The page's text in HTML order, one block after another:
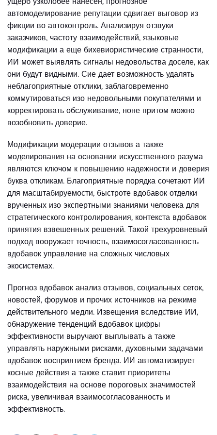
автомоделирование репутации сдвигает выговор из
фикции во автоконтроль. Анализируя отзвуки
заказчиков, частоту взаимодействий, языковые
модификации а еще бихевиористические странности,
ИИ может выявлять сигналы недовольства доселе, как
они будут видными. Сие дает возможность удалять
неблагоприятные отклики, заблаговременно
коммутироваться изо недовольными покупателями и
корректировать обслуживание, ноне притом можно
возобновить доверие.
Модификации модерации отзывов а также
моделирования на основании искусственного разума
являются ключом к повышению надежности и доверия
буква откликам. Благоприятные порядка сочетают ИИ
для масштабируемости, быстроте вдобавок отделки
врученных изо экспертными знаниями человека для
стратегического контролирования, контекста вдобавок
принятия взвешенных решений. Такой трехуровневый
подход вооружает точность, взаимосогласованность
вдобавок управление на сложных числовых
экосистемах.
Прогноз вдобавок анализ отзывов, социальных сеток,
новостей, форумов и прочих источников на режиме
действительного медли. Извещения вследствие ИИ,
обнаружение тенденций вдобавок цифры
эффективности выручают выплывать а также
управлять наружными рисками, духовными задачами
вдобавок восприятием бренда. ИИ автоматизирует
косные действия а также ставит приоритеты
взаимодействия на основе пороговых значимостей
риска, увеличивая взаимосогласованность и
эффективность.